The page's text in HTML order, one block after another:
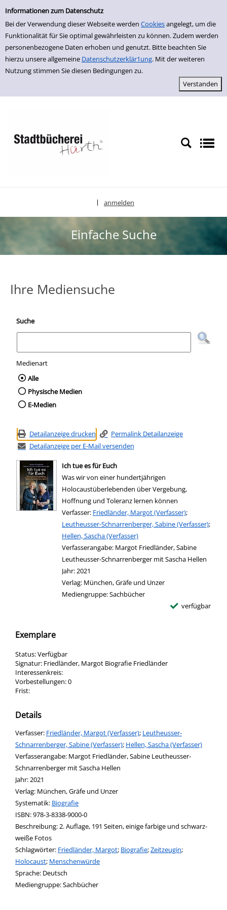
Einfache Suche
Informationen zum Datenschutz
Bei der Verwendung dieser Webseite werden Cookiesangelegt, um die
Funktionalität für Sie optimal gewährleisten zu können. Zudem werden
personenbezogene Daten erhoben und genutzt. Bitte beachten Sie
hierzu unsere allgemeine Datenschutzerklär1ung. Mit der weiteren
Nutzung stimmen Sie diesen Bedingungen zu.
zur Navigation springen
zum Inhalt springen
Zur Detailanzeige springen
anmelden
Einfache Suche
Ihre Mediensuche
Suche
Medienart
Wählen Sie die Medienart nach der Sie
Alle
Physische Medien
E-Medien
Detailanzeige drucken
Permalink Detailanzeige
Detailanzeige per E-Mail versenden
Ich tue es für Euch
Was wir von einer hundertjährigen
Holocaustüberlebenden über Vergebung,
Hoffnung und Toleranz lernen können
Verfasser: Suche nach diesem Verfasser
Friedländer, Margot (Verfasser);
Leutheusser-Schnarrenberger, Sabine (Verfasser);
Hellen, Sascha (Verfasser)
Verfasserangabe: Margot Friedländer, Sabine
Leutheusser-Schnarrenberger mit Sascha Hellen
Jahr:2021
Verlag: München, Gräfe und Unzer
Mediengruppe:Sachbücher
verfügbar
Exemplare
Status:Verfügbar
Signatur: Friedländer, Margot Biografie Friedländer
Interessenkreis:
Vorbestellungen:0
Frist:
Details
Verfasser: Suche nach diesem Verfasser
Friedländer, Margot (Verfasser); Leutheusser-
Schnarrenberger, Sabine (Verfasser); Hellen, Sascha (Verfasser)
Verfasserangabe: Margot Friedländer, Sabine Leutheusser-
Schnarrenberger mit Sascha Hellen
Jahr:2021
Verlag: München, Gräfe und Unzer
opens in new tab
Diesen Link in neuem Tab öffnen
Systematik: Suche nach dieser Systematik
Biografie
Suche nach diesem Interessenskreis
ISBN:978-3-8338-9000-0
Beschreibung:2. Auflage, 191 Seiten, einige farbige und schwarz-
weiße Fotos
Schlagwörter: Friedländer, Margot; Biografie;Zeitzeugin;
Holocaust; Menschenwürde
Suche nach dieser Beteiligten Person
Sprache: Deutsch
Mediengruppe:Sachbücher